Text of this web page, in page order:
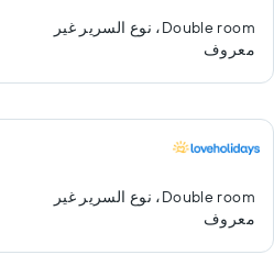
Double room، نوع السرير غير
معروف
Double room، نوع السرير غير
معروف